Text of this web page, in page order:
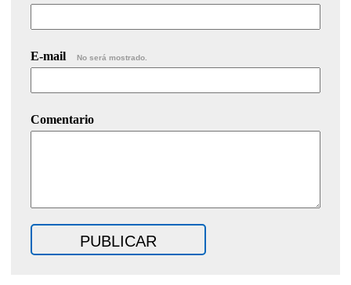
E-mail No será mostrado.
Comentario